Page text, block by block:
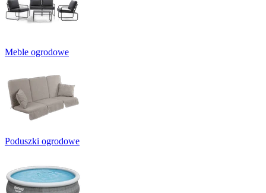
Meble ogrodowe
Poduszki ogrodowe